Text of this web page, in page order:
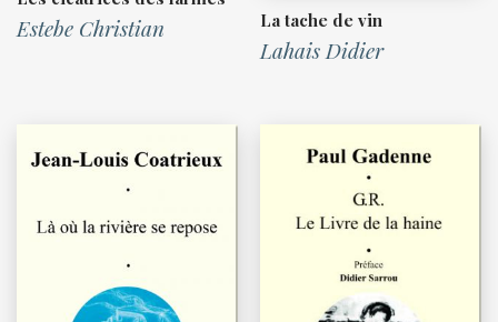
Estebe Christian La tache de vin
Lahais Didier